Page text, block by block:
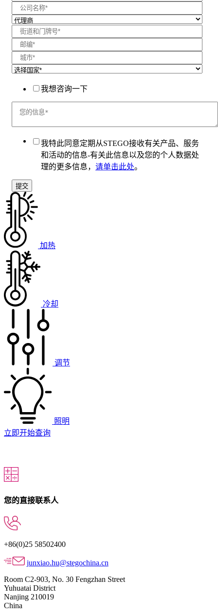
我想咨询一下
我特此同意定期从STEGO接收有关产品、服务
和活动的信息-有关此信息以及您的个人数据处
理的更多信息， 请单击此处。
加热
冷却
调节
照明
立即开始查询
您的直接联系人
+86(0)25 58502400
junxiao.hu@stegochina.cn
Room C2-903, No. 30 Fengzhan Street
Yuhuatai District
Nanjing 210019
China